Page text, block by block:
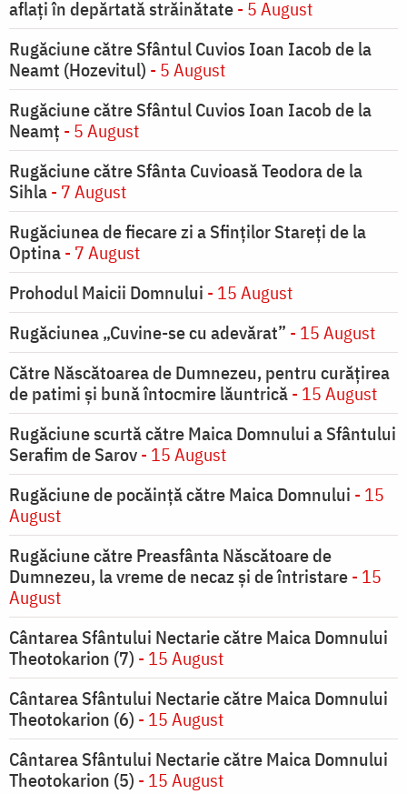
aflați în depărtată străinătate- 5 August
Rugăciune către Sfântul Cuvios Ioan Iacob de la
Neamt (Hozevitul) - 5 August
Rugăciune către Sfântul Cuvios Ioan Iacob de la
Neamț - 5 August
Rugăciune către Sfânta Cuvioasă Teodora de la
Sihla- 7 August
Rugăciunea de fiecare zi a Sfinților Stareți de la
Optina- 7 August
Prohodul Maicii Domnului - 15 August
Rugăciunea „Cuvine-se cu adevărat” - 15 August
Către Născătoarea de Dumnezeu, pentru curățirea
de patimi și bună întocmire lăuntrică- 15 August
Rugăciune scurtă către Maica Domnului a Sfântului
Serafim de Sarov- 15 August
Rugăciune de pocăinţă către Maica Domnului - 15
August
Rugăciune către Preasfânta Născătoare de
Dumnezeu, la vreme de necaz şi de întristare- 15
August
Cântarea Sfântului Nectarie către Maica Domnului
Theotokarion (7) - 15 August
Cântarea Sfântului Nectarie către Maica Domnului
Theotokarion (6) - 15 August
Cântarea Sfântului Nectarie către Maica Domnului
Theotokarion (5) - 15 August